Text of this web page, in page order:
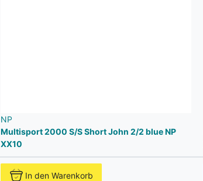
NP
Multisport 2000 S/S Short John 2/2 blue NP
XX10
In den Warenkorb